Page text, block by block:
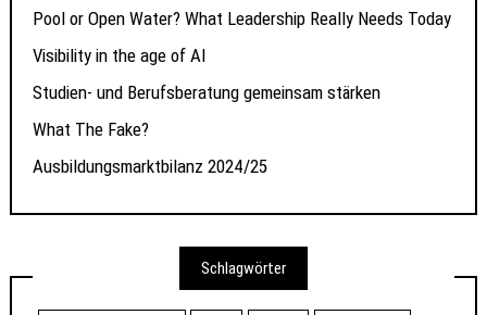
Pool or Open Water? What Leadership Really Needs Today
Visibility in the age of AI
Studien- und Berufsberatung gemeinsam stärken
What The Fake?
Ausbildungsmarktbilanz 2024/25
Schlagwörter